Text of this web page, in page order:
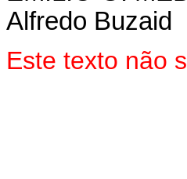
Alfredo Buzaid
Este texto não